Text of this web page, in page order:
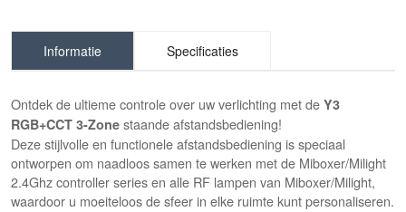
Informatie Specificaties
Ontdek de ultieme controle over uw verlichting met deY3
RGB+CCT 3-Zone staande afstandsbediening!
Deze stijlvolle en functionele afstandsbediening is speciaal
ontworpen om naadloos samen te werken met de Miboxer/Milight
2.4Ghz controller series en alle RF lampen van Miboxer/Milight,
waardoor u moeiteloos de sfeer in elke ruimte kunt personaliseren.